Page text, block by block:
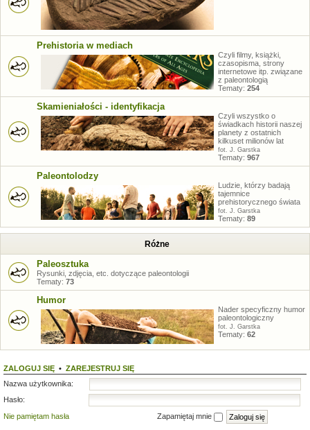
Prehistoria w mediach
Czyli filmy, książki,
czasopisma, strony
internetowe itp. związane
z paleontologią
Tematy: 254
Skamieniałości - identyfikacja
Czyli wszystko o
świadkach historii naszej
planety z ostatnich
kilkuset milionów lat
fot. J. Garstka
Tematy: 967
Paleontolodzy
Ludzie, którzy badają
tajemnice
prehistorycznego świata
fot. J. Garstka
Tematy: 89
Różne
Paleosztuka
Rysunki, zdjęcia, etc. dotyczące paleontologii
Tematy: 73
Humor
Nader specyficzny humor
paleontologiczny
fot. J. Garstka
Tematy: 62
ZALOGUJ SIĘ • ZAREJESTRUJ SIĘ
Nazwa użytkownika:
Hasło:
Nie pamiętam hasła
Zapamiętaj mnie